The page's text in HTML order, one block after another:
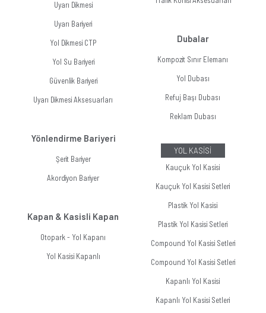
Uyarı Dikmesi
Uyarı Bariyeri
Yol Dikmesi CTP
Yol Su Bariyeri
Güvenlik Bariyeri
Uyarı Dikmesi Aksesuarları
Yönlendirme Bariyeri
Şerit Bariyer
Akordiyon Bariyer
Kapan & Kasisli Kapan
Otopark - Yol Kapanı
Yol Kasisi Kapanlı
Dubalar
Kompozit Sınır Elemanı
Yol Dubası
Refuj Başı Dubası
Reklam Dubası
YOL KASİSİ
Kauçuk Yol Kasisi
Kauçuk Yol Kasisi Setleri
Plastik Yol Kasisi
Plastik Yol Kasisi Setleri
Compound Yol Kasisi Setleri
Compound Yol Kasisi Setleri
Kapanlı Yol Kasisi
Kapanlı Yol Kasisi Setleri